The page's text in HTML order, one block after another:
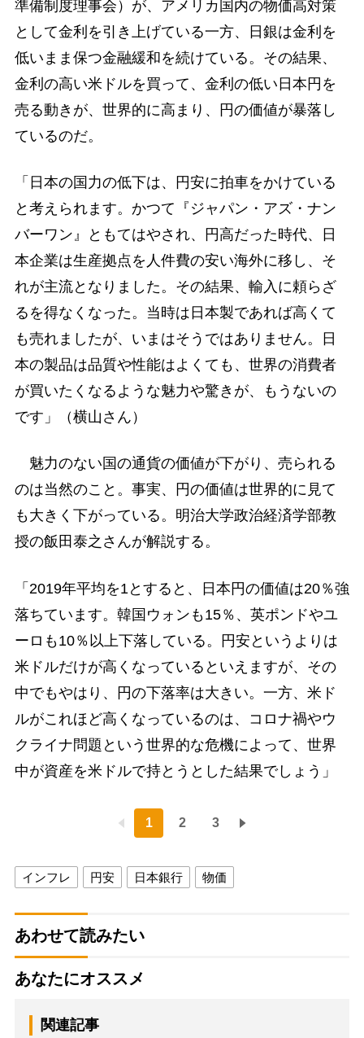
準備制度理事会）が、アメリカ国内の物価高対策
として金利を引き上げている一方、日銀は金利を
低いまま保つ金融緩和を続けている。その結果、
金利の高い米ドルを買って、金利の低い日本円を
売る動きが、世界的に高まり、円の価値が暴落し
ているのだ。
「日本の国力の低下は、円安に拍車をかけている
と考えられます。かつて『ジャパン・アズ・ナン
バーワン』ともてはやされ、円高だった時代、日
本企業は生産拠点を人件費の安い海外に移し、そ
れが主流となりました。その結果、輸入に頼らざ
るを得なくなった。当時は日本製であれば高くて
も売れましたが、いまはそうではありません。日
本の製品は品質や性能はよくても、世界の消費者
が買いたくなるような魅力や驚きが、もうないの
です」（横山さん）
魅力のない国の通貨の価値が下がり、売られる
のは当然のこと。事実、円の価値は世界的に見て
も大きく下がっている。明治大学政治経済学部教
授の飯田泰之さんが解説する。
「2019年平均を1とすると、日本円の価値は20％強
落ちています。韓国ウォンも15％、英ポンドやユ
ーロも10％以上下落している。円安というよりは
米ドルだけが高くなっているといえますが、その
中でもやはり、円の下落率は大きい。一方、米ド
ルがこれほど高くなっているのは、コロナ禍やウ
クライナ問題という世界的な危機によって、世界
中が資産を米ドルで持とうとした結果でしょう」
1 2 3
インフレ 円安 日本銀行 物価
あわせて読みたい
あなたにオススメ
関連記事